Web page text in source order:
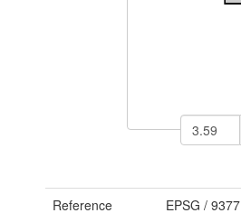
Reference
EPSG /9377